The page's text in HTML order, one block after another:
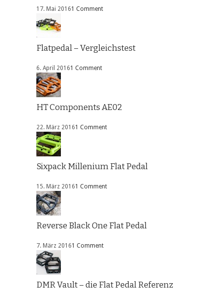
17. Mai 20161 Comment
Flatpedal – Vergleichstest
6. April 20161 Comment
HT Components AE02
22. März 20161 Comment
Sixpack Millenium Flat Pedal
15. März 20161 Comment
Reverse Black One Flat Pedal
7. März 20161 Comment
DMR Vault – die Flat Pedal Referenz